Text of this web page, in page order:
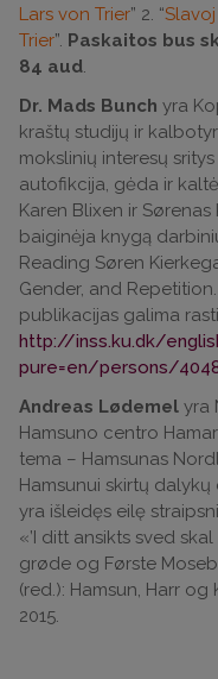
Lars von Trier” 2. “
Trier”. Paskaitos bus
84 aud.
Dr. Mads Bunch yra
kraštų studijų ir
mokslinių interesų
autofikcija, gėda ir
Karen Blixen ir Sørenas
baiginėja knygą
Reading Søren
Gender, and
publikacijas galima rasti
http://inss.ku.dk/
pure=en/persons/
Andreas Lødemel yra
Hamsuno centro
tema – Hamsunas
Hamsunui skirtų
yra išleidęs eilę
«’I ditt ansikts sved
grøde og Første
(red.): Hamsun, Harr
2015.